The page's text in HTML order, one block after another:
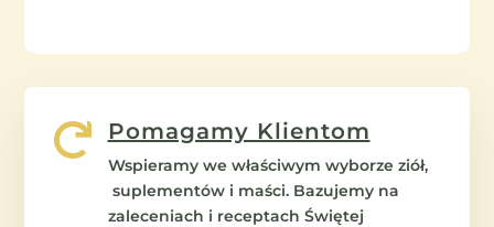
 Pomagamy Klientom
Wspieramy we właściwym wyborze ziół,
suplementów i maści. Bazujemy na
zaleceniach i receptach Świętej